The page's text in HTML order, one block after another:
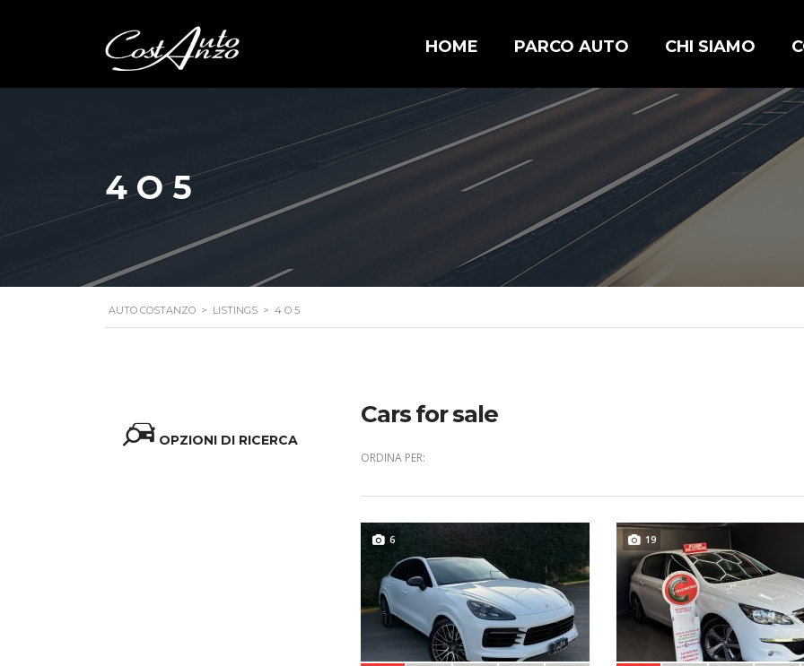
HOME PARCO AUTO CHI SIAMO
4 O 5
AUTO COSTANZO > LISTINGS > 4 O 5
OPZIONI DI RICERCA
Cars for sale
ORDINA PER:
6 19